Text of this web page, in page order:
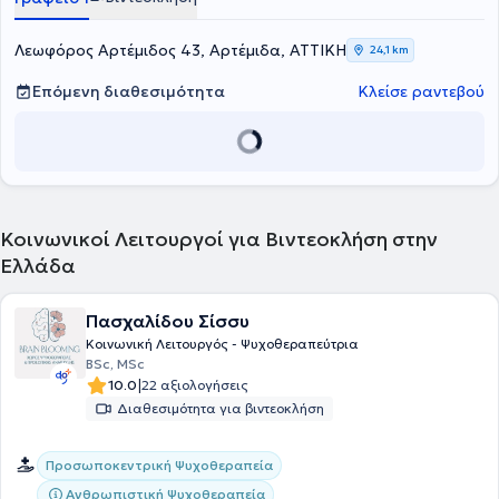
ελληνικά και διεθνή συνέδρια και έχουν δημοσιευθεί σε ελληνικά
και αγγλόφωνα επιστημονικά περιοδικά, συμπεριλαμβανομένων
συνεδρίων της
Εταιρείας Παθολόγων Ογκολόγων Ελλάδοςκαθώς
και διεθνών οργανισμών όπως η
European Association for Palliative
Care , ηMASCC/ISOOκαι ηInternational Psycho-Oncology Society.
Λεωφόρος Αρτέμιδος 43, Αρτέμιδα, ΑΤΤΙΚΗ 24,1 km
Επόμενη διαθεσιμότητα Κλείσε ραντεβού
Κοινωνικοί Λειτουργοί για Βιντεοκλήση στην
Ελλάδα
Πασχαλίδου Σίσσυ
Κοινωνική Λειτουργός - Ψυχοθεραπεύτρια
BSc, MSc
10.0|22 αξιολογήσεις
Διαθεσιμότητα για βιντεοκλήση
Προσωποκεντρική Ψυχοθεραπεία
Ανθρωπιστική Ψυχοθεραπεία